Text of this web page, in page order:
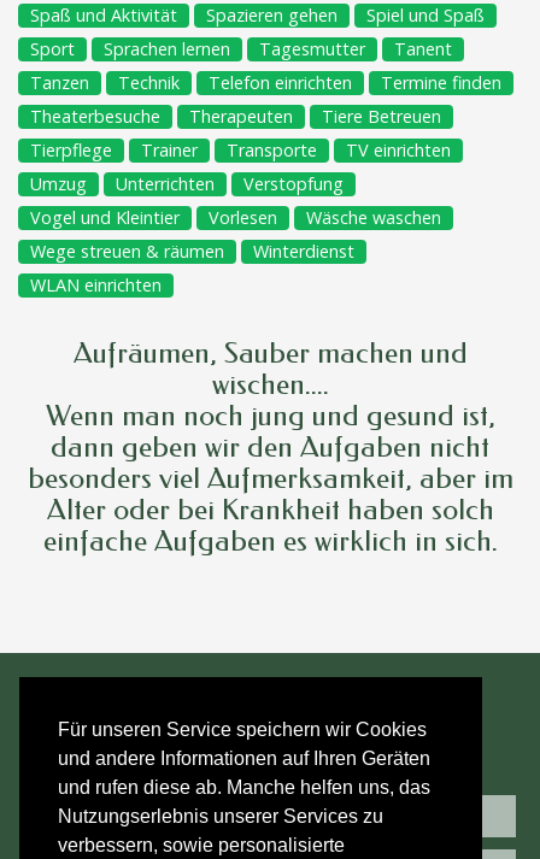
Für unseren Service speichern wir Cookies
und andere Informationen auf Ihren Geräten
und rufen diese ab. Manche helfen uns, das
Nutzungserlebnis unserer Services zu
verbessern, sowie personalisierte
Spaß und Aktivität
Spazieren gehen
Spiel und Spaß
Sport
Sprachen lernen Tagesmutter
Tanent
Tanzen
Technik Telefon einrichten
Termine finden
Theaterbesuche
Therapeuten
Tiere Betreuen
Tierpflege
Trainer Transporte
TV einrichten
Umzug
Unterrichten
Verstopfung
Vogel und Kleintier
Vorlesen
Wäsche waschen
Wege streuen & räumen
Winterdienst
WLAN einrichten
Aufräumen, Sauber machen und
wischen....
Wenn man noch jung und gesund ist,
dann geben wir den Aufgaben nicht
besonders viel Aufmerksamkeit, aber im
Alter oder bei Krankheit haben solch
einfache Aufgaben es wirklich in sich.
Kontakt Impressum